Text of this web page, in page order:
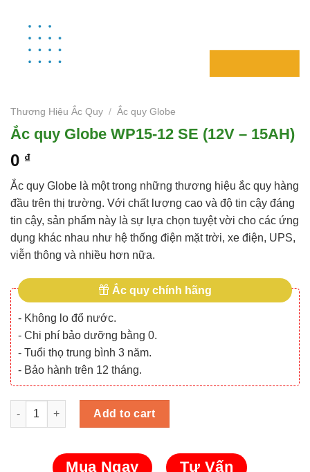
Thương Hiệu Ắc Quy / Ắc quy Globe
Ắc quy Globe WP15-12 SE (12V – 15AH)
0 ₫
Ắc quy Globe là một trong những thương hiệu ắc quy hàng
đầu trên thị trường. Với chất lượng cao và độ tin cậy đáng
tin cậy, sản phẩm này là sự lựa chọn tuyệt vời cho các ứng
dụng khác nhau như hệ thống điện mặt trời, xe điện, UPS,
viễn thông và nhiều hơn nữa.
Ắc quy chính hãng
- Không lo đổ nước.
- Chi phí bảo dưỡng bằng 0.
- Tuổi thọ trung bình 3 năm.
- Bảo hành trên 12 tháng.
Ắc quy Globe WP15-12 SE (12V - 15AH) quantity
Add to cart
Mua Ngay Tư Vấn